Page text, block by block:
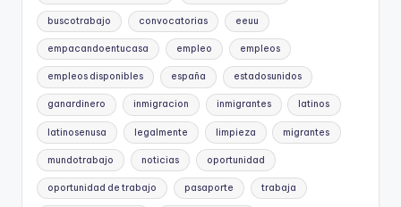
buscotrabajo convocatorias eeuu
empacandoentucasa empleo empleos
empleos disponibles españa estadosunidos
ganardinero inmigracion inmigrantes latinos
latinosenusa legalmente limpieza migrantes
mundotrabajo noticias oportunidad
oportunidad de trabajo pasaporte trabaja